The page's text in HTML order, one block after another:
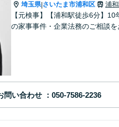
埼玉県|さいたま市浦和区 浦
【元検事】【浦和駅徒歩6分】
の家事事件・企業法務のご相談
問い合わせ